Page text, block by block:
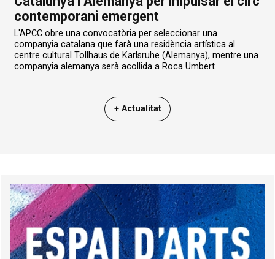
contemporani emergent
L'APCC obre una convocatòria per seleccionar una
companyia catalana que farà una residència artística al
centre cultural Tollhaus de Karlsruhe (Alemanya), mentre una
companyia alemanya serà acollida a Roca Umbert
+ Actualitat